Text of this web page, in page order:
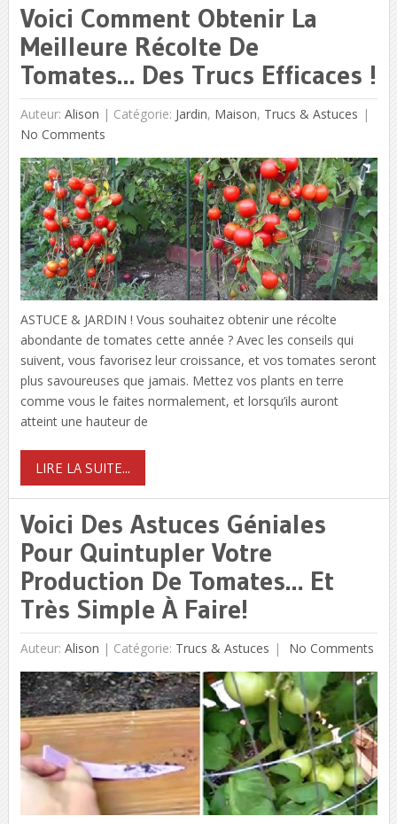
Voici Comment Obtenir La
Meilleure Récolte De
Tomates… Des Trucs Efficaces !
Auteur: Alison | Catégorie: Jardin, Maison, Trucs & Astuces
No Comments
ASTUCE & JARDIN ! Vous souhaitez obtenir une récolte
abondante de tomates cette année ? Avec les conseils qui
suivent, vous favorisez leur croissance, et vos tomates seront
plus savoureuses que jamais. Mettez vos plants en terre
comme vous le faites normalement, et lorsqu’ils auront
atteint une hauteur de
LIRE LA SUITE...
Voici Des Astuces Géniales
Pour Quintupler Votre
Production De Tomates… Et
Très Simple À Faire!
Auteur: Alison | Catégorie: Trucs & Astuces No Comments